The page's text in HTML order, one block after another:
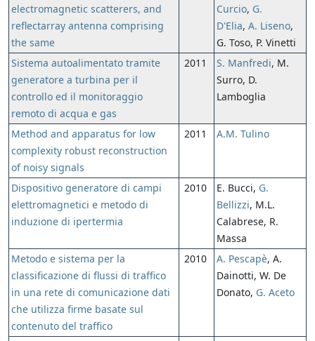
electromagnetic scatterers, and
reflectarray antenna comprising
the same
Curcio, G.
D'Elia, A. Liseno,
G. Toso, P. Vinetti
Sistema autoalimentato tramite
generatore a turbina per il
controllo ed il monitoraggio
remoto di acqua e gas
2011 S. Manfredi, M.
Surro, D.
Lamboglia
Method and apparatus for low
complexity robust reconstruction
of noisy signals
2011 A.M. Tulino
Dispositivo generatore di campi
elettromagnetici e metodo di
induzione di ipertermia
2010 E. Bucci, G.
Bellizzi, M.L.
Calabrese, R.
Massa
Metodo e sistema per la
classificazione di flussi di traffico
in una rete di comunicazione dati
che utilizza firme basate sul
contenuto del traffico
2010 A. Pescapè, A.
Dainotti, W. De
Donato, G. Aceto